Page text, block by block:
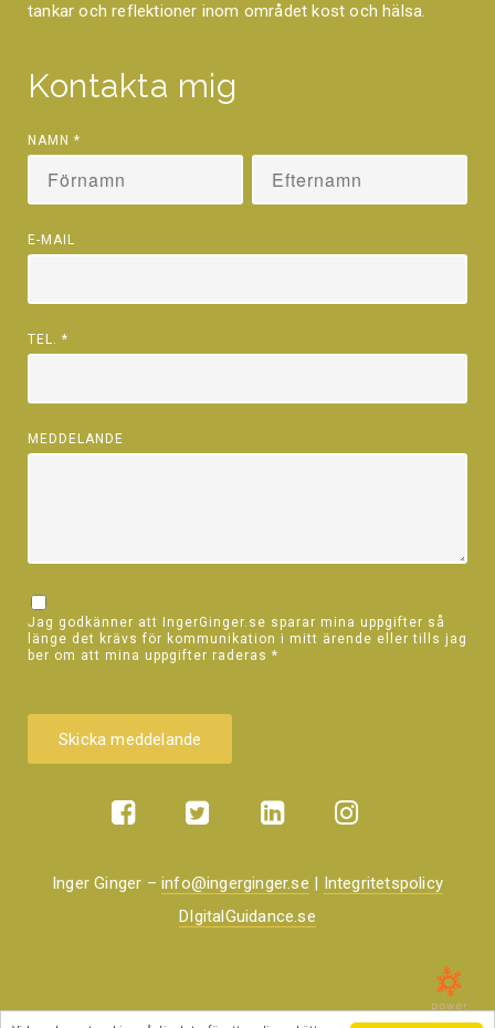
tankar och reflektioner inom området kost och hälsa.
Kontakta mig
NAMN *
E-MAIL
TEL. *
MEDDELANDE
Jag godkänner att IngerGinger.se sparar mina uppgifter så
länge det krävs för kommunikation i mitt ärende eller tills jag
ber om att mina uppgifter raderas *
Inger Ginger –info@ingerginger.se | Integritetspolicy
DIgitalGuidance.se